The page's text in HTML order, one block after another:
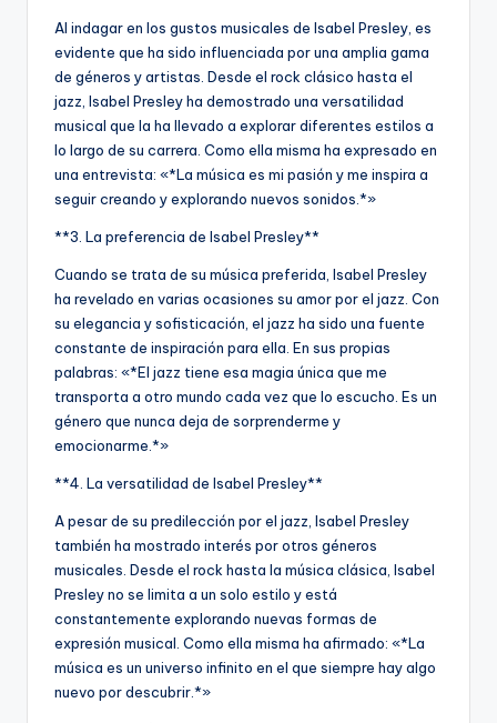
Al indagar en los gustos musicales de Isabel Presley, es
evidente que ha sido influenciada por una amplia gama
de géneros y artistas. Desde el rock clásico hasta el
jazz, Isabel Presley ha demostrado una versatilidad
musical que la ha llevado a explorar diferentes estilos a
lo largo de su carrera. Como ella misma ha expresado en
una entrevista: «*La música es mi pasión y me inspira a
seguir creando y explorando nuevos sonidos.*»
**3. La preferencia de Isabel Presley**
Cuando se trata de su música preferida, Isabel Presley
ha revelado en varias ocasiones su amor por el jazz. Con
su elegancia y sofisticación, el jazz ha sido una fuente
constante de inspiración para ella. En sus propias
palabras: «*El jazz tiene esa magia única que me
transporta a otro mundo cada vez que lo escucho. Es un
género que nunca deja de sorprenderme y
emocionarme.*»
**4. La versatilidad de Isabel Presley**
A pesar de su predilección por el jazz, Isabel Presley
también ha mostrado interés por otros géneros
musicales. Desde el rock hasta la música clásica, Isabel
Presley no se limita a un solo estilo y está
constantemente explorando nuevas formas de
expresión musical. Como ella misma ha afirmado: «*La
música es un universo infinito en el que siempre hay algo
nuevo por descubrir.*»